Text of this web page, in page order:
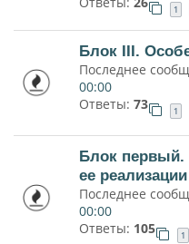
1
Блок III.
Последнее
00:00
Ответы: 73 1
Блок первый.
ее реализации
Последнее
00:00
Ответы: 105 1